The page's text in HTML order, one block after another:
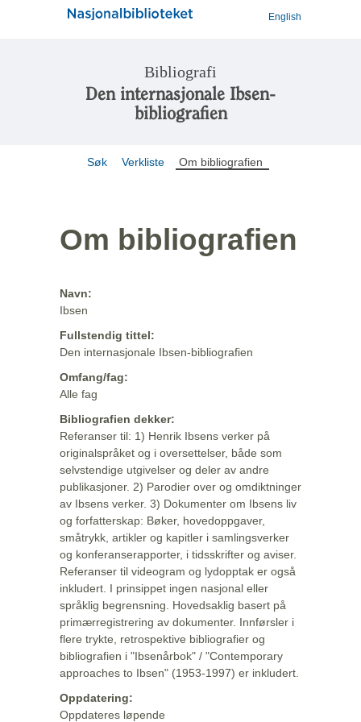
English
Bibliografi
Den internasjonale Ibsen-
bibliografien
Søk Verkliste Om bibliografien
Om bibliografien
Navn:
Ibsen
Fullstendig tittel:
Den internasjonale Ibsen-bibliografien
Omfang/fag:
Alle fag
Bibliografien dekker:
Referanser til: 1) Henrik Ibsens verker på
originalspråket og i oversettelser, både som
selvstendige utgivelser og deler av andre
publikasjoner. 2) Parodier over og omdiktninger
av Ibsens verker. 3) Dokumenter om Ibsens liv
og forfatterskap: Bøker, hovedoppgaver,
småtrykk, artikler og kapitler i samlingsverker
og konferanserapporter, i tidsskrifter og aviser.
Referanser til videogram og lydopptak er også
inkludert. I prinsippet ingen nasjonal eller
språklig begrensning. Hovedsaklig basert på
primærregistrering av dokumenter. Innførsler i
flere trykte, retrospektive bibliografier og
bibliografien i "Ibsenårbok" / "Contemporary
approaches to Ibsen" (1953-1997) er inkludert.
Oppdatering:
Oppdateres løpende